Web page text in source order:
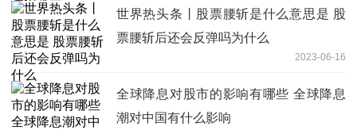
世界热头条丨股票腰斩是什么意思是 股
票腰斩后还会反弹吗为什么
2023-06-16
全球降息对股市的影响有哪些 全球降息
潮对中国有什么影响